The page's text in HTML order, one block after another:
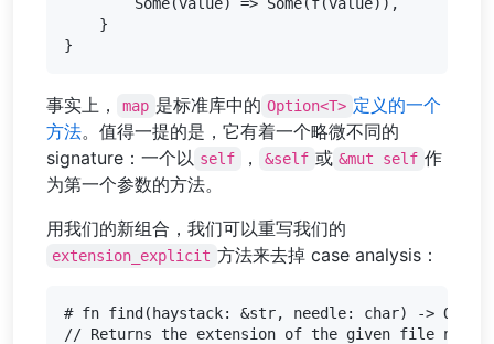
    }
事实上， map 是标准库中的 Option<T> 定义的一个
方法。值得一提的是，它有着一个略微不同的
signature：一个以 self ， &self 或 &mut self 作
为第一个参数的方法。
用我们的新组合，我们可以重写我们的
extension_explicit 方法来去掉 case analysis：
# fn find(haystack: &str, needle: char) ->
// Returns the extension of the given file name,